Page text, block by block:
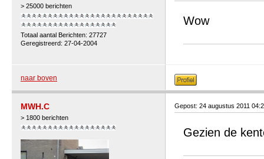
> 25000 berichten
Totaal aantal Berichten: 27727
Geregistreerd: 27-04-2004
Wow
naar boven
MWH.C
> 1800 berichten
Gepost: 24 augustus 2011
Gezien de